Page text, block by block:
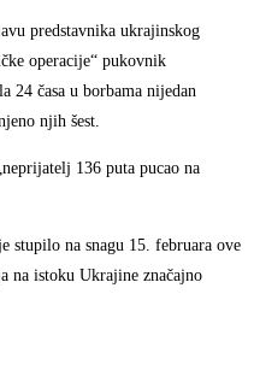
predstavnika ukrajinskog
operacije“ pukovnik
24 časa u borbama nijedan
njih šest.
136 puta pucao na
stupilo na snagu 15. februara ove
na istoku Ukrajine značajno